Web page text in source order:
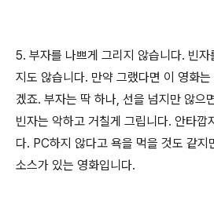
5. 부자를 나쁘게 그리지 않습니다. 빈자
지도 않습니다. 만약 그랬다면 이 영화
겠죠. 부자는 딱 하나, 선을 넘지만 않으
빈자는 악하고 거칠게 그립니다. 안타깝
다. PC하지 않다고 욕을 먹을 것도 같지
소스가 있는 영화입니다.